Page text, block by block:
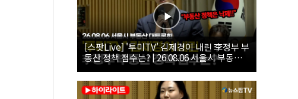
[스팟Live] '투미TV' 김제경이 내린 李정부 부
동산 정책 점수는? | 26.08.06 서울시 부동산
대토론회